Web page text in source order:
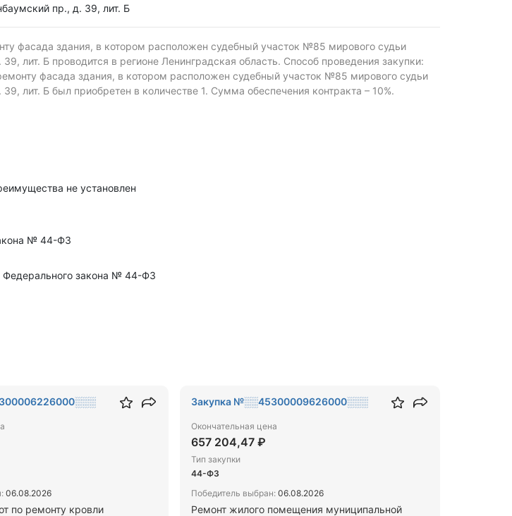
пр., д. 39, лит. Б
фасада здания, в котором расположен судебный участок №85 мирового судьи
лит. Б проводится в регионе Ленинградская область. Способ проведения закупки:
фасада здания, в котором расположен судебный участок №85 мирового судьи
лит. Б был приобретен в количестве 1. Сумма обеспечения контракта – 10%.
не установлен
№ 44-ФЗ
Федерального закона № 44-ФЗ
06.08.2026
по ремонту кровли
Закупка №░░45300009626000░░░
Окончательная цена
657 204,47 ₽
Тип закупки
44-ФЗ
Победитель выбран:06.08.2026
Ремонт жилого помещения муниципальной